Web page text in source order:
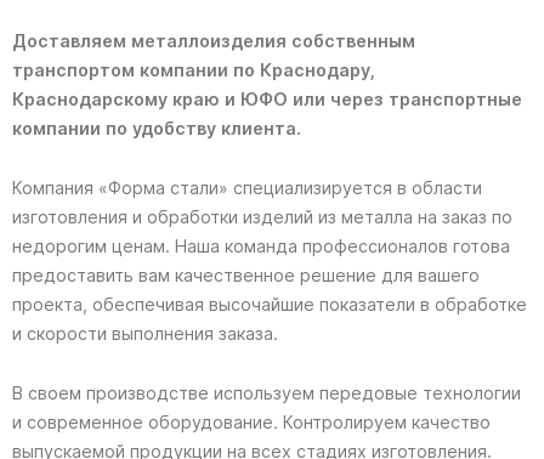
Доставляем металлоизделия собственным
транспортом компании по Краснодару,
Краснодарскому краю и ЮФО или через транспортные
компании по удобству клиента.
Компания «Форма стали» специализируется в области
изготовления и обработки изделий из металла на заказ по
недорогим ценам. Наша команда профессионалов готова
предоставить вам качественное решение для вашего
проекта, обеспечивая высочайшие показатели в обработке
и скорости выполнения заказа.
В своем производстве используем передовые технологии
и современное оборудование. Контролируем качество
выпускаемой продукции на всех стадиях изготовления.